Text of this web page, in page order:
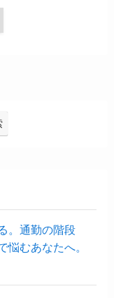
。通勤の階段
悩むあなたへ。